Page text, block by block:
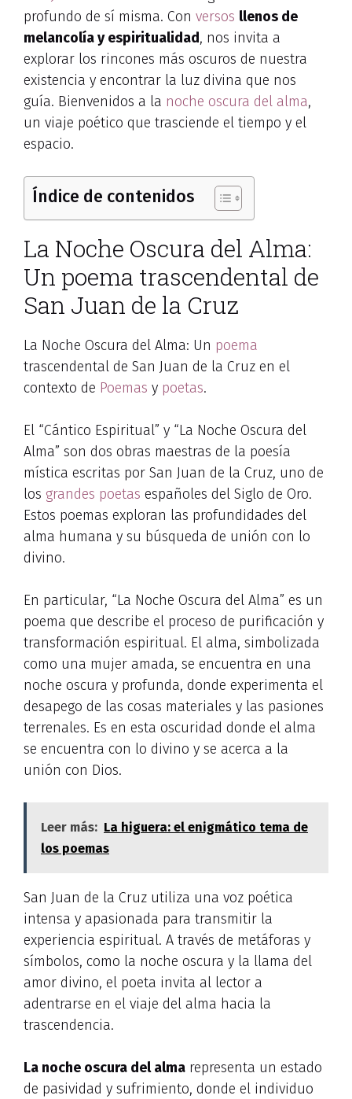
profundo de sí misma. Con versos llenos de
melancolía y espiritualidad, nos invita a
explorar los rincones más oscuros de nuestra
existencia y encontrar la luz divina que nos
guía. Bienvenidos a la noche oscura del alma,
un viaje poético que trasciende el tiempo y el
espacio.
Índice de contenidos
La Noche Oscura del Alma:
Un poema trascendental de
San Juan de la Cruz
La Noche Oscura del Alma: Un poema
trascendental de San Juan de la Cruz en el
contexto de Poemas y poetas.
El “Cántico Espiritual” y “La Noche Oscura del
Alma” son dos obras maestras de la poesía
mística escritas por San Juan de la Cruz, uno de
los grandes poetas españoles del Siglo de Oro.
Estos poemas exploran las profundidades del
alma humana y su búsqueda de unión con lo
divino.
En particular, “La Noche Oscura del Alma” es un
poema que describe el proceso de purificación y
transformación espiritual. El alma, simbolizada
como una mujer amada, se encuentra en una
noche oscura y profunda, donde experimenta el
desapego de las cosas materiales y las pasiones
terrenales. Es en esta oscuridad donde el alma
se encuentra con lo divino y se acerca a la
unión con Dios.
Leer más: La higuera: el enigmático tema de
los poemas
San Juan de la Cruz utiliza una voz poética
intensa y apasionada para transmitir la
experiencia espiritual. A través de metáforas y
símbolos, como la noche oscura y la llama del
amor divino, el poeta invita al lector a
adentrarse en el viaje del alma hacia la
trascendencia.
La noche oscura del alma representa un estado
de pasividad y sufrimiento, donde el individuo